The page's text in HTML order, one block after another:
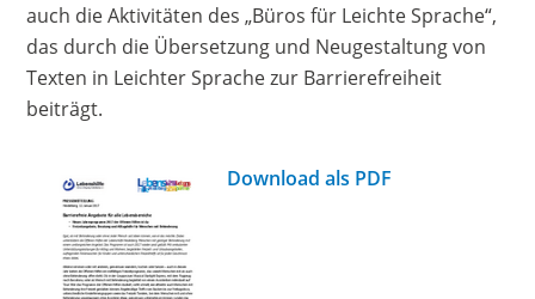
auch die Aktivitäten des „Büros für Leichte Sprache“,
das durch die Übersetzung und Neugestaltung von
Texten in Leichter Sprache zur Barrierefreiheit
beiträgt.
Download als PDF